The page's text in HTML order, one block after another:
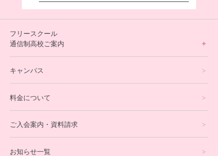
フリースクール
通信制高校ご案内
オンラインコース
eスポーツコース
キャンパス
料金について
ご入会案内・資料請求
お知らせ一覧